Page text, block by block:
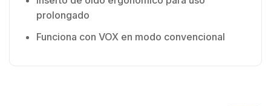
prolongado
Funciona con VOX en modo convencional